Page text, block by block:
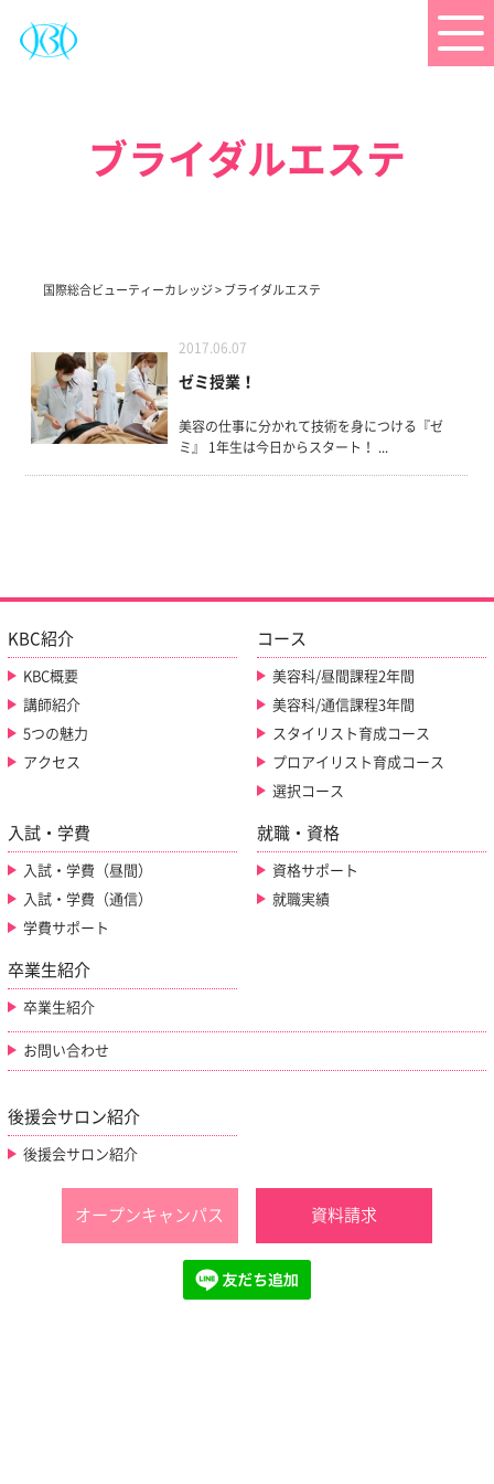
ブライダルエステ
国際総合ビューティーカレッジ> ブライダルエステ
2017.06.07
ゼミ授業！
美容の仕事に分かれて技術を身につける『ゼ
ミ』 1年生は今日からスタート！ ...
KBC紹介
KBC概要
講師紹介
5つの魅力
アクセス
コース
美容科/昼間課程2年間
美容科/通信課程3年間
スタイリスト育成コース
プロアイリスト育成コース
選択コース
入試・学費
入試・学費（昼間）
入試・学費（通信）
学費サポート
就職・資格
資格サポート
就職実績
卒業生紹介
卒業生紹介
お問い合わせ
後援会サロン紹介
後援会サロン紹介
オープンキャンパス 資料請求